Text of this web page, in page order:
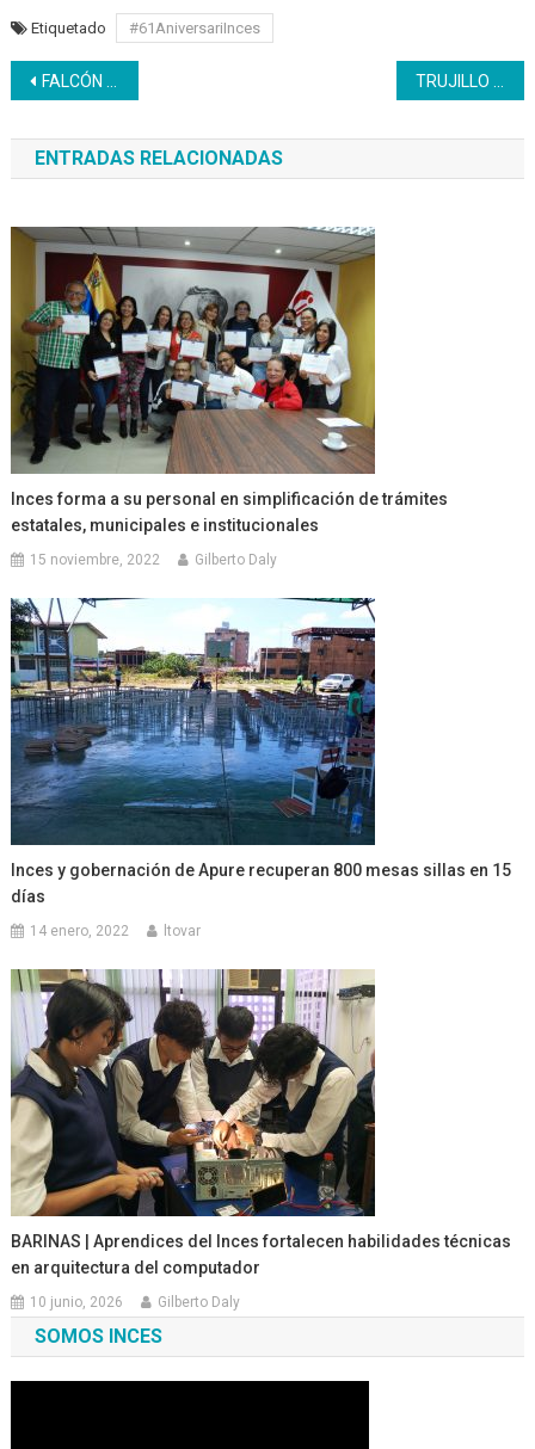
Etiquetado #61AniversariInces
Navegación
de
entradas
FALCÓN | 61 Años cumplió el Inces impulsando la Educación Técnica Profesional
ENTRADAS RELACIONADAS
Inces forma a su personal en simplificación de trámites
estatales, municipales e institucionales
15 noviembre, 2022 Gilberto Daly
Inces y gobernación de Apure recuperan 800 mesas sillas en 15
días
14 enero, 2022 ltovar
BARINAS | Aprendices del Inces fortalecen habilidades técnicas
en arquitectura del computador
10 junio, 2026 Gilberto Daly
SOMOS INCES